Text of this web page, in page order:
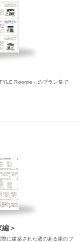
Roomie」のプラン集で
＞
に建築された蔵のある家のプ